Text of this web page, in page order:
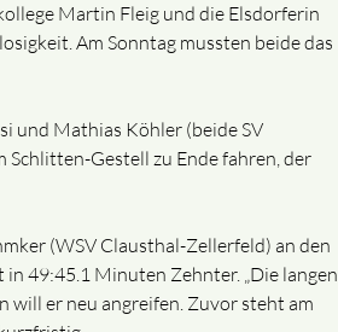
Martin Fleig und die Elsdorferin
Am Sonntag mussten beide das
und Mathias Köhler (beide SV
Gestell zu Ende fahren, der
(WSV Clausthal-Zellerfeld) an den
49:45.1 Minuten Zehnter. „Die langen
will er neu angreifen. Zuvor steht am